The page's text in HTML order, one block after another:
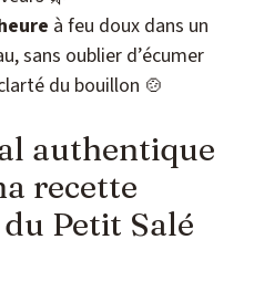
à feu doux dans un
sans oublier d’écumer
du bouillon 🍲
authentique
recette
Petit Salé